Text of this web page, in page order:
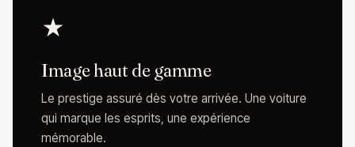
★
Image haut de gamme
Le prestige assuré dès votre arrivée. Une voiture
qui marque les esprits, une expérience
mémorable.